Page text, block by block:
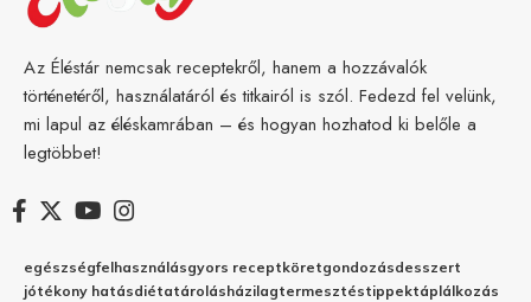
Az Éléstár nemcsak receptekről, hanem a hozzávalók
történetéről, használatáról és titkairól is szól. Fedezd fel velünk,
mi lapul az éléskamrában – és hogyan hozhatod ki belőle a
legtöbbet!
egészségfelhasználásgyors receptköretgondozásdesszert
jótékony hatásdiétatárolásházilagtermesztéstippektáplálkozás